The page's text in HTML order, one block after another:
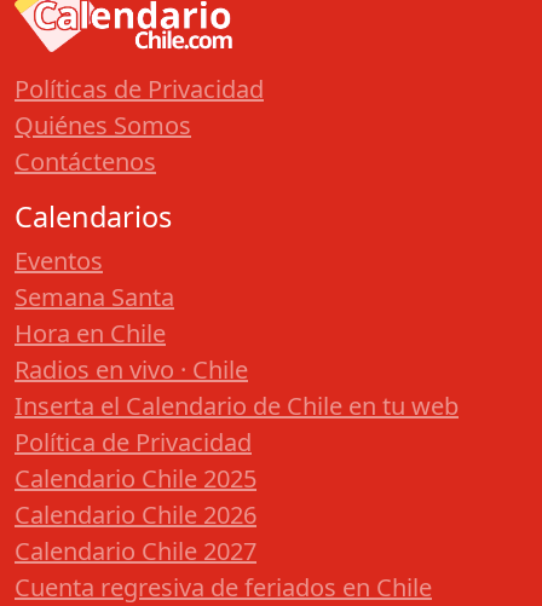
Políticas de Privacidad
Quiénes Somos
Contáctenos
Calendarios
Eventos
Semana Santa
Hora en Chile
Radios en vivo · Chile
Inserta el Calendario de Chile en tu web
Política de Privacidad
Calendario Chile 2025
Calendario Chile 2026
Calendario Chile 2027
Cuenta regresiva de feriados en Chile